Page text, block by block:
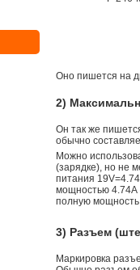
Оно пишется на
2)
Он так же
обычно
Можно
(зарядке), но не
питания
мощностью 4.74А
полную
3) Разъем
Маркировка